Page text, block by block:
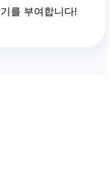
를 부여합니다!